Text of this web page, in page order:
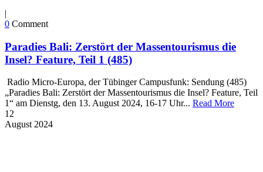
|
0 Comment
Paradies Bali: Zerstört der Massentourismus die
Insel? Feature, Teil 1 (485)
Radio Micro-Europa, der Tübinger Campusfunk: Sendung (485)
„Paradies Bali: Zerstört der Massentourismus die Insel? Feature, Teil
1“ am Dienstg, den 13. August 2024, 16-17 Uhr... Read More
12
August 2024